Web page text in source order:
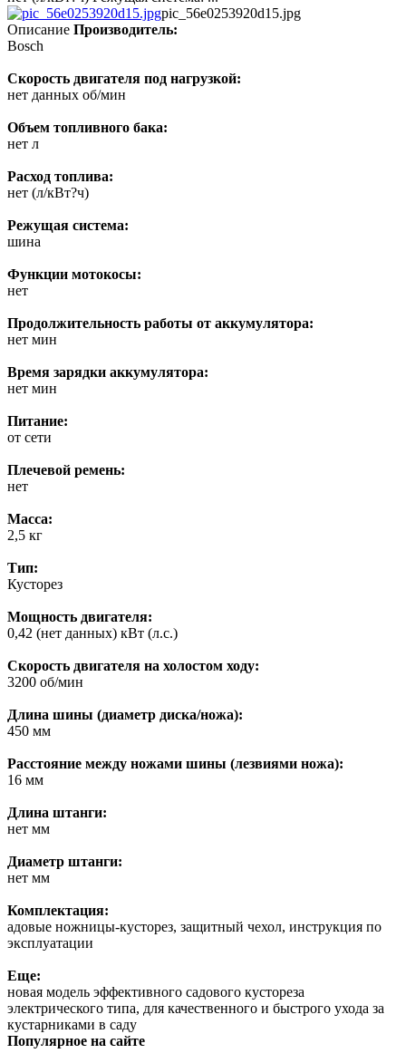
pic_56e0253920d15.jpg
Описание Производитель:
Bosch
Скорость двигателя под нагрузкой:
нет данных об/мин
Объем топливного бака:
нет л
Расход топлива:
нет (л/кВт?ч)
Режущая система:
шина
Функции мотокосы:
нет
Продолжительность работы от аккумулятора:
нет мин
Время зарядки аккумулятора:
нет мин
Питание:
от сети
Плечевой ремень:
нет
Масса:
2,5 кг
Тип:
Кусторез
Мощность двигателя:
0,42 (нет данных) кВт (л.с.)
Скорость двигателя на холостом ходу:
3200 об/мин
Длина шины (диаметр диска/ножа):
450 мм
Расстояние между ножами шины (лезвиями ножа):
16 мм
Длина штанги:
нет мм
Диаметр штанги:
нет мм
Комплектация:
адовые ножницы-кусторез, защитный чехол, инструкция по
эксплуатации
Еще:
новая модель эффективного садового кустореза
электрического типа, для качественного и быстрого ухода за
кустарниками в саду
Популярное на сайте